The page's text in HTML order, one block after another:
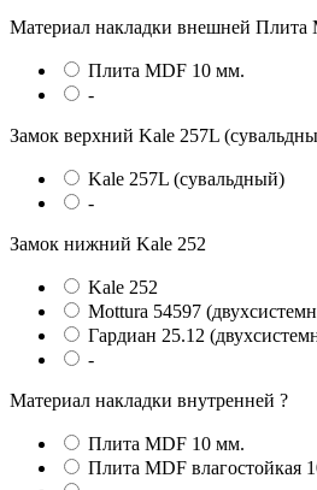
Материал накладки внешней Плита
Плита MDF 10 мм.
-
Замок верхний Kale 257L
Kale 257L (сувальдный)
-
Замок нижний Kale 252
Kale 252
Mottura 54597
Гардиан 25.12
-
Материал накладки внутренней ?
Плита MDF 10 мм.
Плита MDF влагостойкая